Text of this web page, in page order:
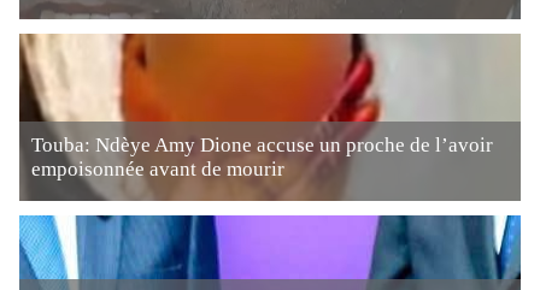
Touba: Ndèye Amy Dione accuse un proche de l’avoir
empoisonnée avant de mourir